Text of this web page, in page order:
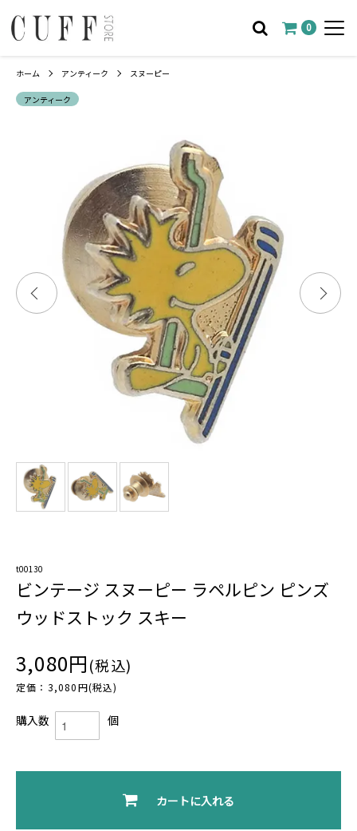
0
ホーム アンティーク スヌーピー
アンティーク
t00130
ビンテージ スヌーピー ラペルピン ピンズ
ウッドストック スキー
3,080円(税込)
定価：3,080円(税込)
購入数 個
カートに入れる